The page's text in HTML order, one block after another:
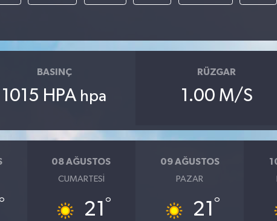
BASINÇ
1015 HPA hpa
RÜZGAR
1.00 M/S
08 AĞUSTOS
CUMARTESI
21 °
09 AĞUSTOS
PAZAR
21 °